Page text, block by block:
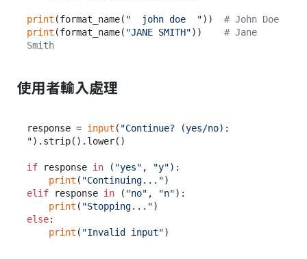
print (format_name( "  john doe  ")) # John Doe
print (format_name( "JANE SMITH")) # Jane
Smith
使用者輸入處理
response = input ( "Continue? (yes/no):
").strip().lower()
if response in ( "yes" , "y"):
print ( "Continuing..."
elif response in ( "no" , "n"):
print ( "Stopping..."
else:
print ( "Invalid input"